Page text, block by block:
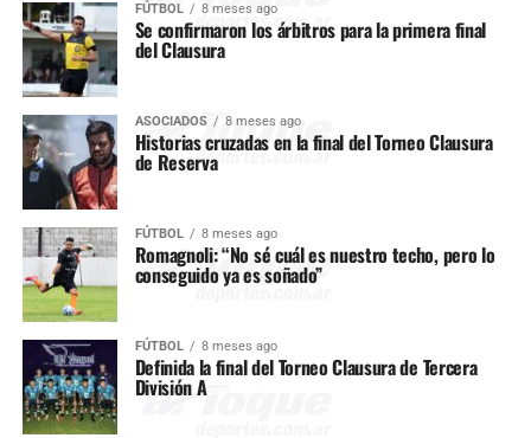
FÚTBOL 8 meses ago
Se confirmaron los árbitros para la primera final
del Clausura
ASOCIADOS 8 meses ago
Historias cruzadas en la final del Torneo Clausura
de Reserva
FÚTBOL 8 meses ago
Romagnoli: “No sé cuál es nuestro techo, pero lo
conseguido ya es soñado”
FÚTBOL 8 meses ago
Definida la final del Torneo Clausura de Tercera
División A